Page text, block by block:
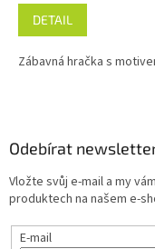
DETAIL
Zábavná hračka s
Odebírat
Vložte svůj e-mail a my
produktech na našem e-
E-mail